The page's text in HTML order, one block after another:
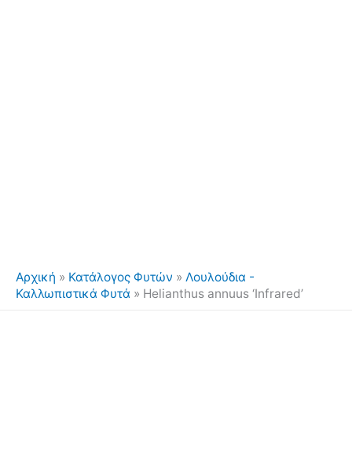
Αρχική » Κατάλογος Φυτών » Λουλούδια -
Καλλωπιστικά Φυτά » Helianthus annuus ‘Infrared’